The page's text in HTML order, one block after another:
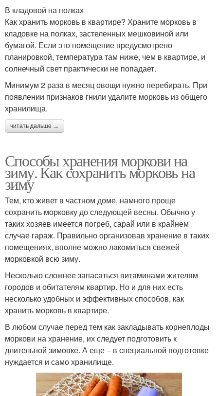
В кладовой на полках
Как хранить морковь в квартире? Храните морковь в
кладовке на полках, застеленных мешковиной или
бумагой. Если это помещение предусмотрено
планировкой, температура там ниже, чем в квартире, и
солнечный свет практически не попадает.
Минимум 2 раза в месяц овощи нужно перебирать. При
появлении признаков гнили удалите морковь из общего
хранилища.
читать дальше →
Способы хранения моркови на
зиму. Как сохранить морковь на
зиму
Тем, кто живет в частном доме, намного проще
сохранить морковку до следующей весны. Обычно у
таких хозяев имеется погреб, сарай или в крайнем
случае гараж. Правильно организовав хранение в таких
помещениях, вполне можно лакомиться свежей
морковкой всю зиму.
Несколько сложнее запасаться витаминами жителям
городов и обитателям квартир. Но и для них есть
несколько удобных и эффективных способов, как
хранить морковь в квартире.
В любом случае перед тем как закладывать корнеплоды
моркови на хранение, их следует подготовить к
длительной зимовке. А еще – в специальной подготовке
нуждается и само хранилище.